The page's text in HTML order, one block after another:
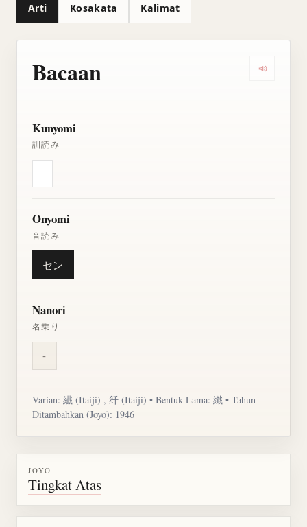
Arti Kosakata Kalimat
Bacaan
Kunyomi
訓読み
Onyomi
音読み
セン
Nanori
名乗り
-
Varian: 纎(Itaiji) , 纤 (Itaiji) • Bentuk Lama: 纖 • Tahun
Ditambahkan (Jōyō): 1946
JŌYŌ
Tingkat Atas